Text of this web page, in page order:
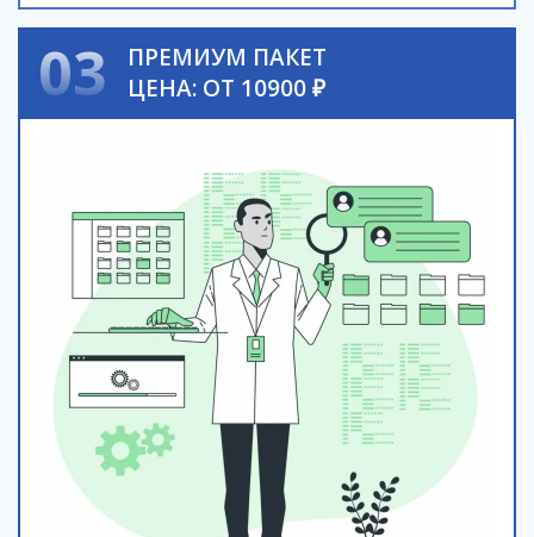
03
ПРЕМИУМ ПАКЕТ
ЦЕНА: ОТ 10900 ₽